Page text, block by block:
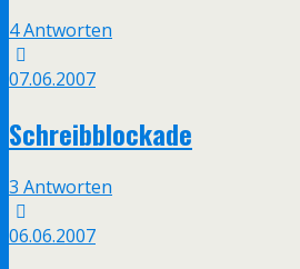
4 Antworten
07.06.2007
Schreibblockade
3 Antworten
06.06.2007